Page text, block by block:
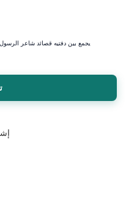
يجمع بين دفتيه قصائد شاعر